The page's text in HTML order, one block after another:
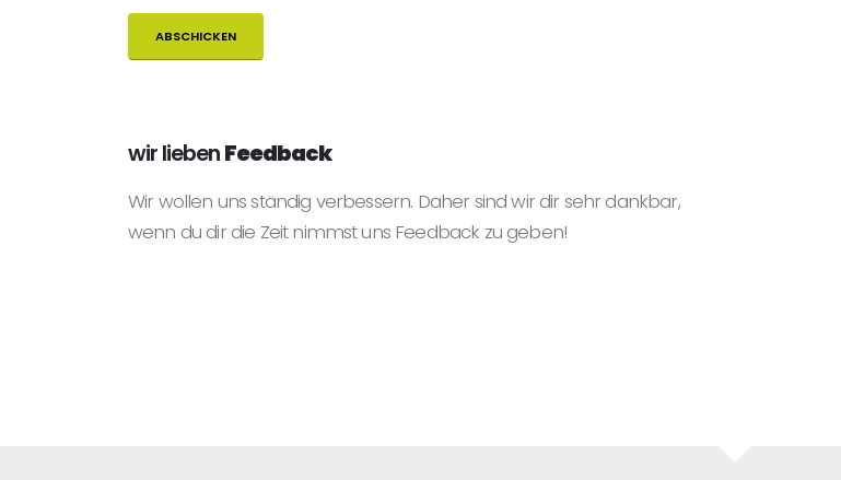
wir liebenFeedback
Wir wollen uns ständig verbessern. Daher sind wir dir sehr dankbar,
wenn du dir die Zeit nimmst uns Feedback zu geben!